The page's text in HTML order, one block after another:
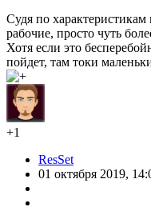
Судя по
рабочие, просто чуть
Хотя если это
пойдет, там токи
+1
ResSet
01 октября 2019,